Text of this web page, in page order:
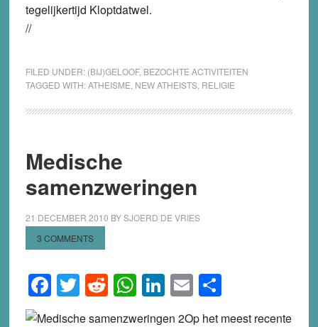
tegelijkertijd Kloptdatwel.
//
FILED UNDER: (BIJ)GELOOF, BEZOCHTE ACTIVITEITEN
TAGGED WITH:ATHEISME NEW ATHEISTS, RELIGIE
Medische
samenzweringen
21 DECEMBER 2010 BYSJOERD DE VRIES
3 COMMENTS
Facebook
Twitter
Reddit
WhatsApp
LinkedIn
EmailShare
Op het meest recente